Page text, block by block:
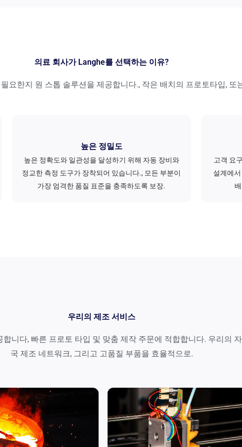
의료 회사가 Langhe를 선택하는 이유?
요한지 원 스톱 솔루션을 제공합니다., 작은 배치의 프로토타입, 또
높은 정밀도
높은 정확도와 일관성을 달성하기 위해 자동 장비와
정교한 측정 도구가 장착되어 있습니다., 모든 부분이
가장 엄격한 품질 표준을 충족하도록 보장.
고객 요
설계에
우리의 제조 서비스
니다, 빠른 프로토 타입 및 맞춤 제작 주문에 적합합니다. 우리의
국 제조 네트워크, 그리고 고품질 부품을 효율적으로.